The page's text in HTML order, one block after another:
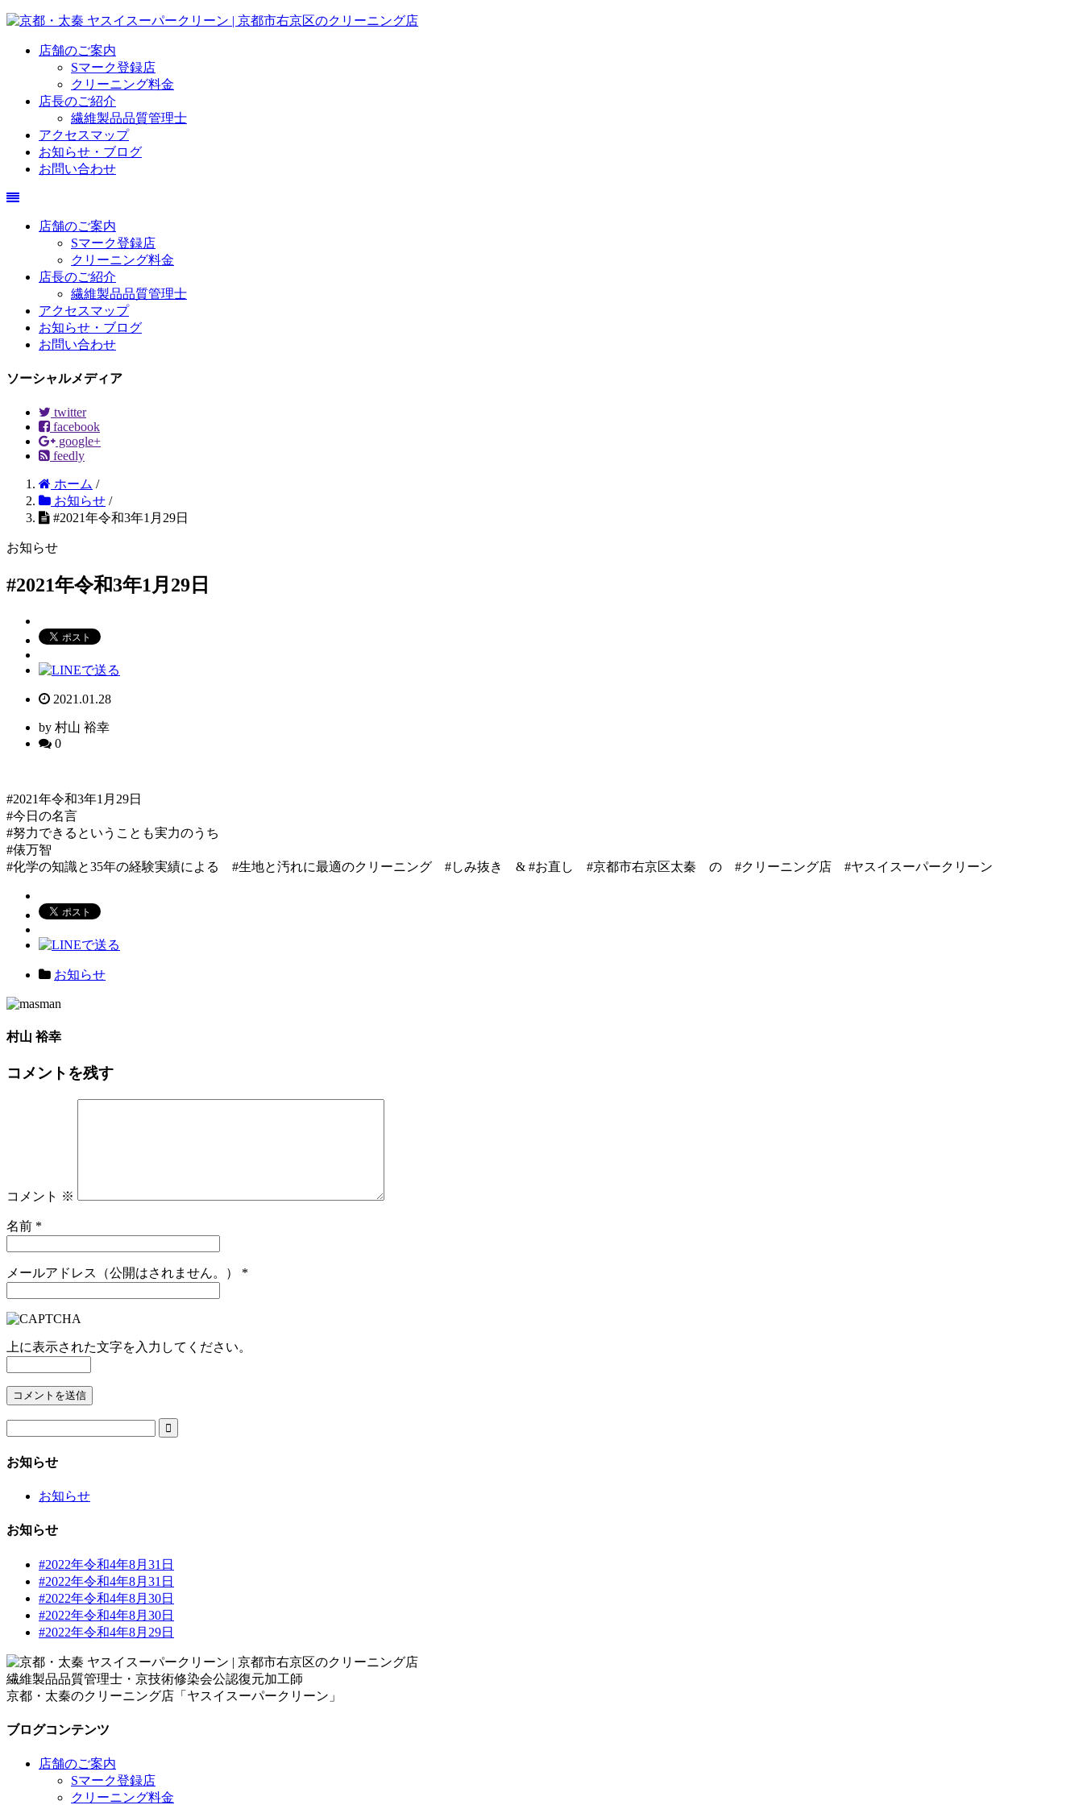
店舗のご案内
Sマーク登録店
クリーニング料金
店長のご紹介
繊維製品品質管理士
アクセスマップ
お知らせ・ブログ
お問い合わせ
店舗のご案内
Sマーク登録店
クリーニング料金
店長のご紹介
繊維製品品質管理士
アクセスマップ
お知らせ・ブログ
お問い合わせ
ソーシャルメディア
twitter
facebook
google+
feedly
ホーム /
お知らせ /
#2021年令和3年1月29日
お知らせ
#2021年令和3年1月29日
2021.01.28
by 村山 裕幸
0
#2021年令和3年1月29日
#今日の名言
#努力できるということも実力のうち
#俵万智
#化学の知識と35年の経験実績による #生地と汚れに最適のクリーニング #しみ抜き & #お直し #京都市右京区太秦 の #クリーニング店 #ヤスイスーパークリーン
お知らせ
村山 裕幸
コメントを残す
コメント ※
名前 *
メールアドレス（公開はされません。） *
上に表示された文字を入力してください。

お知らせ
お知らせ
お知らせ
#2022年令和4年8月31日
#2022年令和4年8月31日
#2022年令和4年8月30日
#2022年令和4年8月30日
#2022年令和4年8月29日
繊維製品品質管理士・京技術修染会公認復元加工師
京都・太秦のクリーニング店「ヤスイスーパークリーン」
ブログコンテンツ
店舗のご案内
Sマーク登録店
クリーニング料金